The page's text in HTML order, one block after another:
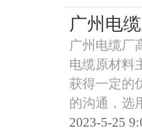
广州电
广州电缆厂
电缆原材料
获得一定的
的沟通，选
2023-5-25